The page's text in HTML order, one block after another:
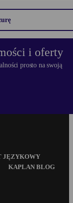
i oferty
prosto na swoją
JĘZYKOWY
KAPLAN BLOG